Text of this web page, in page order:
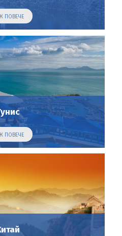
ПОВЕЧЕ
ПОВЕЧЕ